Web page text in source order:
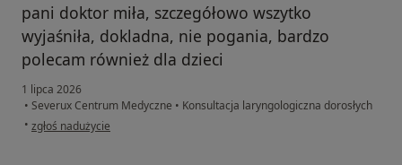
pani doktor miła, szczegółowo wszytko
wyjaśniła, dokladna, nie pogania, bardzo
polecam również dla dzieci
1 lipca 2026
• Severux Centrum Medyczne • Konsultacja laryngologiczna dorosłych
• w opinii użytkownika KS
zgłoś nadużycie